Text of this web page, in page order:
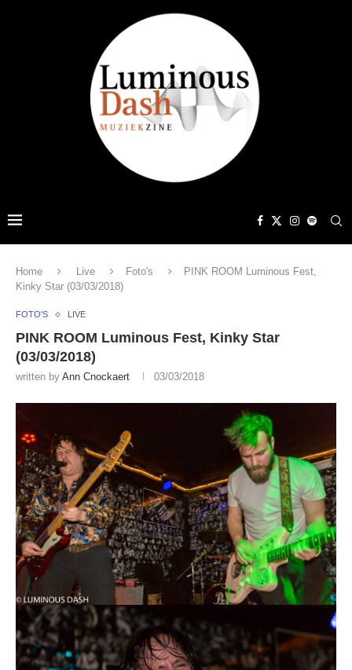
Home Live Foto's
PINK ROOM Luminous Fest,
Kinky Star (03/03/2018)
FOTO'S LIVE
PINK ROOM Luminous Fest, Kinky Star
(03/03/2018)
written by Ann Cnockaert 03/03/2018